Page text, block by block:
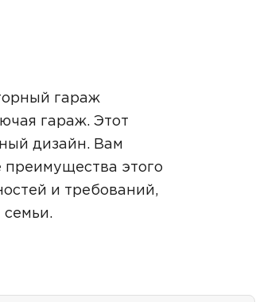
гараж
гараж. Этот
дизайн. Вам
этого
и требований,